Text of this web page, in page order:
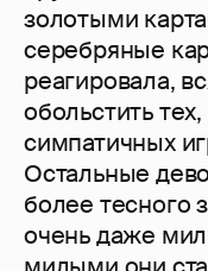
золотыми
серебряные
реагировала,
обольстить
симпатичных
Остальные
более тесного
очень даже